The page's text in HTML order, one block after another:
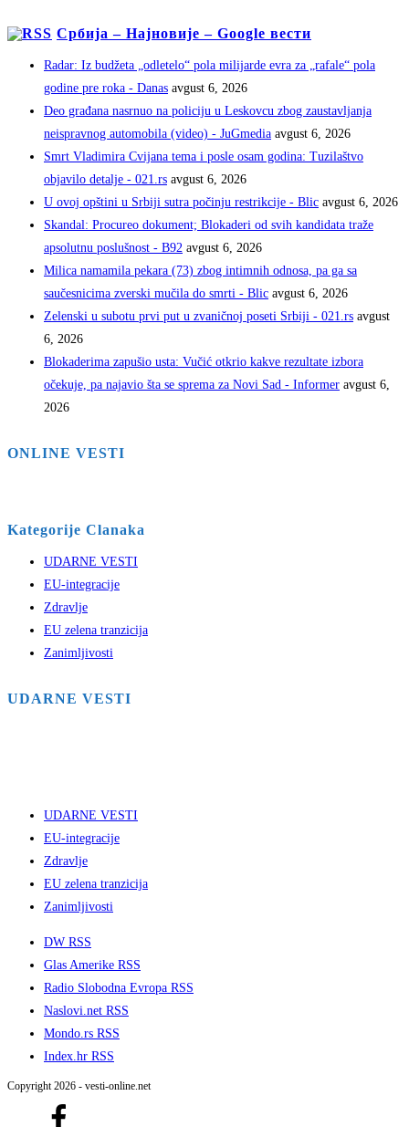
Србија – Најновије – Google вести
Radar: Iz budžeta „odletelo“ pola milijarde evra za „rafale“ pola
godine pre roka - Danas avgust 6, 2026
Deo građana nasrnuo na policiju u Leskovcu zbog zaustavljanja
neispravnog automobila (video) - JuGmedia avgust 6, 2026
Smrt Vladimira Cvijana tema i posle osam godina: Tuzilaštvo
objavilo detalje - 021.rs avgust 6, 2026
U ovoj opštini u Srbiji sutra počinju restrikcije - Blic avgust 6, 2026
Skandal: Procureo dokument; Blokaderi od svih kandidata traže
apsolutnu poslušnost - B92 avgust 6, 2026
Milica namamila pekara (73) zbog intimnih odnosa, pa ga sa
saučesnicima zverski mučila do smrti - Blic avgust 6, 2026
Zelenski u subotu prvi put u zvaničnoj poseti Srbiji - 021.rs avgust
6, 2026
Blokaderima zapušio usta: Vučić otkrio kakve rezultate izbora
očekuje, pa najavio šta se sprema za Novi Sad - Informer avgust 6,
2026
ONLINE VESTI
Kategorije Clanaka
UDARNE VESTI
EU-integracije
Zdravlje
EU zelena tranzicija
Zanimljivosti
UDARNE VESTI
UDARNE VESTI
EU-integracije
Zdravlje
EU zelena tranzicija
Zanimljivosti
DW RSS
Glas Amerike RSS
Radio Slobodna Evropa RSS
Naslovi.net RSS
Mondo.rs RSS
Index.hr RSS
Copyright 2026 - vesti-online.net